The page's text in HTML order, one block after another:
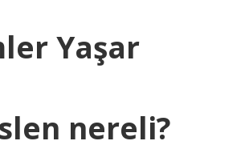
Yaşar
nereli?